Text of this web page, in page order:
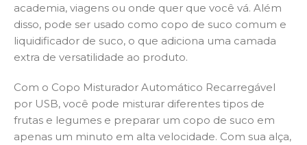
academia, viagens ou onde quer que você vá. Além
disso, pode ser usado como copo de suco comum e
liquidificador de suco, o que adiciona uma camada
extra de versatilidade ao produto.
Com o Copo Misturador Automático Recarregável
por USB, você pode misturar diferentes tipos de
frutas e legumes e preparar um copo de suco em
apenas um minuto em alta velocidade. Com sua alça,